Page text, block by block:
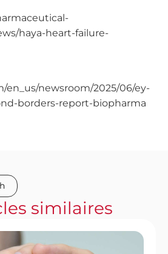
haya-heart-failure-
en_us/newsroom/2025/06/ey-
borders-report-biopharma
similaires